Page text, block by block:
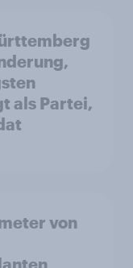
als Partei,
von